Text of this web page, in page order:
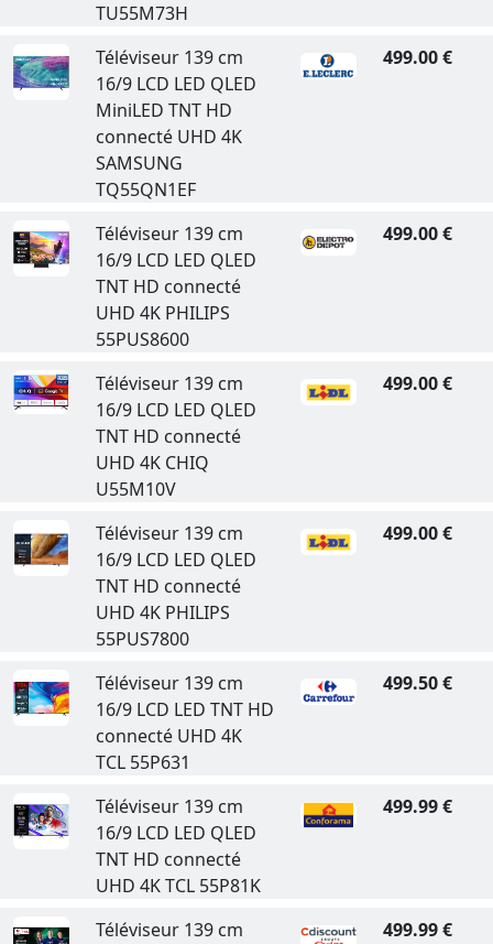
TU55M73H
Téléviseur 139 cm
16/9 LCD LED QLED
MiniLED TNT HD
connecté UHD 4K
SAMSUNG
TQ55QN1EF
499.00 €
Téléviseur 139 cm
16/9 LCD LED QLED
TNT HD connecté
UHD 4K PHILIPS
55PUS8600
499.00 €
Téléviseur 139 cm
16/9 LCD LED QLED
TNT HD connecté
UHD 4K CHIQ
U55M10V
499.00 €
Téléviseur 139 cm
16/9 LCD LED QLED
TNT HD connecté
UHD 4K PHILIPS
55PUS7800
499.00 €
Téléviseur 139 cm
16/9 LCD LED TNT HD
connecté UHD 4K
TCL 55P631
499.50 €
Téléviseur 139 cm
16/9 LCD LED QLED
TNT HD connecté
UHD 4K TCL 55P81K
499.99 €
Téléviseur 139 cm 499.99 €